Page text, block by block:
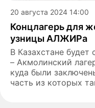
20 августа 2024 14:00
Концлагерь для
узницы АЛЖИРа
В Казахстане
– Акмолинский
куда были
часть из которых